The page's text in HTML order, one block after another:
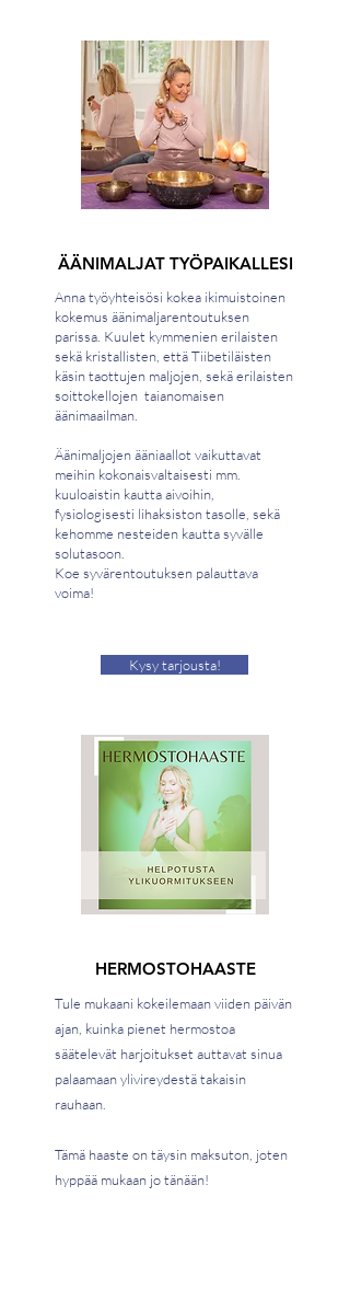
ÄÄNIMALJAT TYÖPAIKALLESI
Anna työyhteisösi kokea ikimuistoinen
kokemus äänimaljarentoutuksen
parissa. Kuulet kymmenien erilaisten
sekä kristallisten, että Tiibetiläisten
käsin taottujen maljojen, sekä erilaisten
soittokellojen taianomaisen
äänimaailman.
Äänimaljojen ääniaallot vaikuttavat
meihin kokonaisvaltaisesti mm.
kuuloaistin kautta aivoihin,
fysiologisesti lihaksiston tasolle, sekä
kehomme nesteiden kautta syvälle
solutasoon.
Koe syvärentoutuksen palauttava
voima!
Kysy tarjousta!
HERMOSTOHAASTE
Tule mukaani kokeilemaan viiden päivän
ajan, kuinka pienet hermostoa
säätelevät harjoitukset auttavat sinua
palaamaan ylivireydestä takaisin
rauhaan.
Tämä haaste on täysin maksuton, joten
hyppää mukaan jo tänään!